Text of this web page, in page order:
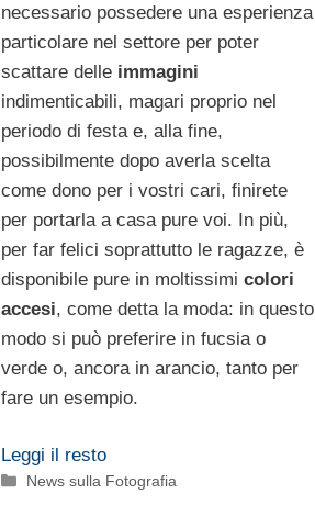
necessario possedere una esperienza
particolare nel settore per poter
scattare delle immagini
indimenticabili, magari proprio nel
periodo di festa e, alla fine,
possibilmente dopo averla scelta
come dono per i vostri cari, finirete
per portarla a casa pure voi. In più,
per far felici soprattutto le ragazze, è
disponibile pure in moltissimi colori
accesi, come detta la moda: in questo
modo si può preferire in fucsia o
verde o, ancora in arancio, tanto per
fare un esempio.
Leggi il resto
Categorie
News sulla Fotografia